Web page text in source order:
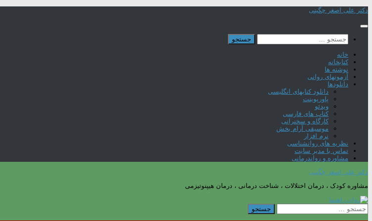
Skip
content
دکتر علی اصغر چگینی
جستجو
برای:
خانه
کتابخانه
نوشته ها
آزمونهای روانی
دانلودها
دانلود کتابهای انگلیسی
پاورپوینت
ویدئو
کتاب های فارسی
کارگاه و سخنرانی
موسیقی آرام بخش
نرم افزار
نظریه های روانشناسی
تماس با مدیر سایت
مشاوره و رواندرمانی
دکتر علی اصغر چگینی
مشاوره کودک ، درمان اختلالات ، شناخت درمانی ، درمان هیپنوتیزمی
جستجو
برای: